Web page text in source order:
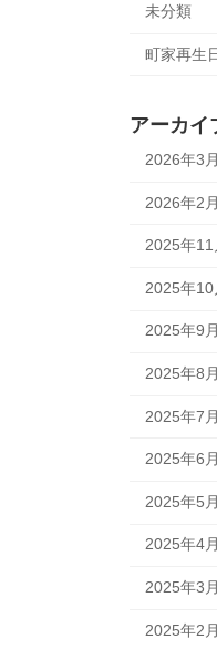
未分類
町家再生
アーカイ
2026年3月
2026年2月
2025年11
2025年10
2025年9月
2025年8月
2025年7月
2025年6月
2025年5月
2025年4月
2025年3月
2025年2月